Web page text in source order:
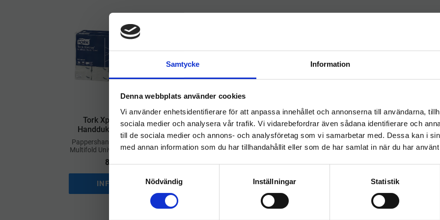
Samtycke Information
Denna webbplats använder cookies
Vi använder enhetsidentifierare för att anpassa innehållet och annonserna till användarna,
sociala medier och analysera vår trafik. Vi vidarebefordrar även sådana identifierare och
till de sociala medier och annons- och analysföretag som vi samarbetar med. Dessa kan i
med annan information som du har tillhandahållit eller som de har samlat in när du har
a
m
Nödvändig Inställningar Statistik
Tork Xpress M-fold
Handduk Universal H2
​Pappershandduk Tork Xpress
Multifold Universal Vit 3800ark
869kr
INFO
Tork Xpress Mjuk M-fold
Handduk 32cm Advanced
H2
​Pappershandduk Tork Xpress
H2 Mjuk Multifold Advanced Vit
1 244kr
INFO
Tork Xpress Mjuk M-
Handduk 24cm
H2
Xpress 24x21cm 21st
1 244kr
INFO
hygieneleeds.se
Vill du handla som företag eller privatperson?
FÖRETAG
Priser visas exkl. moms
PRIVAT
Priser visas inkl. moms